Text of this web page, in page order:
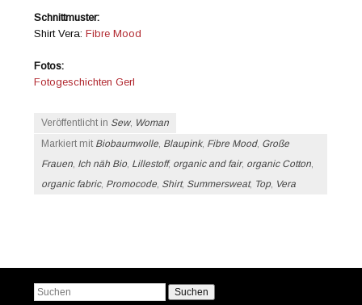
Schnittmuster:
Shirt Vera:Fibre Mood
Fotos:
Fotogeschichten Gerl
Veröffentlicht in Sew, Woman
Markiert mit Biobaumwolle, Blaupink, Fibre Mood, Große
Frauen, Ich näh Bio, Lillestoff, organic and fair, organic Cotton,
organic fabric, Promocode, Shirt, Summersweat, Top, Vera
Suchen